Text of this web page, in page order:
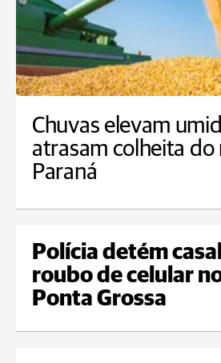
Chuvas elevam
atrasam colheita do
Paraná
Polícia detém
roubo de celular
Ponta Grossa